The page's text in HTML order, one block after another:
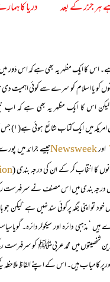
ہے ہر جزر کے بعد دریا کاہمارے
ایک مظہر یہ بھی ہے کہ اس دَور میں اب
کو سرے سے کوئی اہمیت دی ہی
اس کا ایک مظہر یہ بھی ہے کہ
ایک کتاب شائع ہوئی ہے(۱) جس کا نام ہے’’
اورNewsweekجیسے جرائد میں
کا انتخاب کر کے ان کی درجہ بندی (
بندی میں اس مصنف نے سرفہرست
تو اپنی جگہ پرکوئی سند نہیں ہے
مذہبی دائرہ اور سیکولر دائرہ۔
شخصیتوں میں محمد عربیﷺ کو
کامیاب ہیں۔ اس کے اپنے الفاظ ملاحظہ